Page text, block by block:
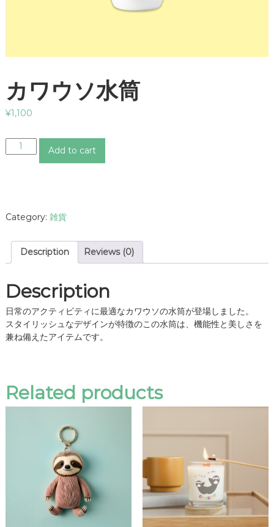
カワウソ水筒
¥1,100
ワ
q
t
y
Add to cart
Category: 雑貨
Description Reviews (0)
Description
日常のアクティビティに最適なカワウソの水筒が登場しました。
スタイリッシュなデザインが特徴のこの水筒は、機能性と美しさを
兼ね備えたアイテムです。
Related products